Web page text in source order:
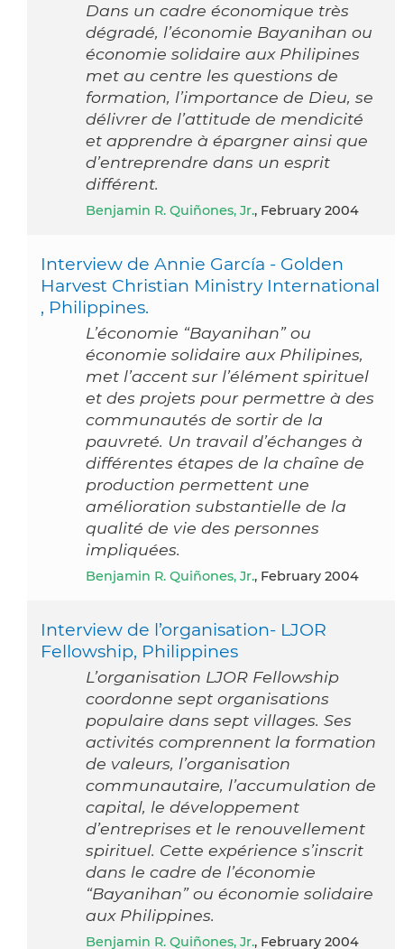
Dans un cadre économique très
dégradé, l’économie Bayanihan ou
économie solidaire aux Philipines
met au centre les questions de
formation, l’importance de Dieu, se
délivrer de l’attitude de mendicité
et apprendre à épargner ainsi que
d’entreprendre dans un esprit
différent.
Benjamin R. Quiñones, Jr., February 2004
Interview de Annie García - Golden
Harvest Christian Ministry International
, Philippines.
L’économie “Bayanihan” ou
économie solidaire aux Philipines,
met l’accent sur l’élément spirituel
et des projets pour permettre à des
communautés de sortir de la
pauvreté. Un travail d’échanges à
différentes étapes de la chaîne de
production permettent une
amélioration substantielle de la
qualité de vie des personnes
impliquées.
Benjamin R. Quiñones, Jr., February 2004
Interview de l’organisation- LJOR
Fellowship, Philippines
L’organisation LJOR Fellowship
coordonne sept organisations
populaire dans sept villages. Ses
activités comprennent la formation
de valeurs, l’organisation
communautaire, l’accumulation de
capital, le développement
d’entreprises et le renouvellement
spirituel. Cette expérience s’inscrit
dans le cadre de l’économie
“Bayanihan” ou économie solidaire
aux Philippines.
Benjamin R. Quiñones, Jr., February 2004